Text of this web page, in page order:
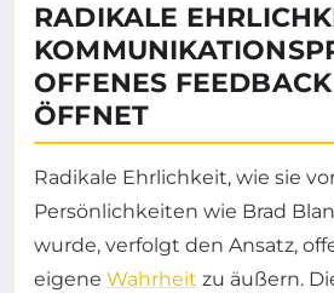
RADIKALE
OFFENES
ÖFFNET
Radikale Ehrlichkeit, wie sie
Persönlichkeiten wie Brad
wurde, verfolgt den Ansatz,
eigene Wahrheit zu äußern.